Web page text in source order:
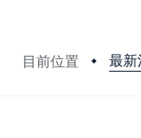
目前位置 最新